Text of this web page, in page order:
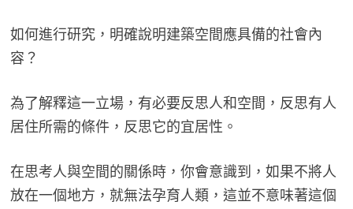
如何進行研究，明確說明建築空間應具備的社會內
容？
為了解釋這一立場，有必要反思人和空間，反思有人
居住所需的條件，反思它的宜居性。
在思考人與空間的關係時，你會意識到，如果不將人
放在一個地方，就無法孕育人類，這並不意味著這個